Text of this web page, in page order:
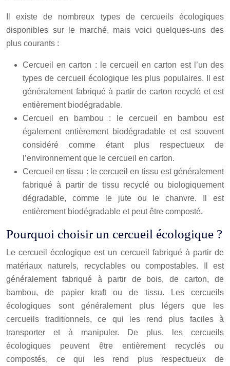
Il existe de nombreux types de cercueils écologiques
disponibles sur le marché, mais voici quelques-uns des
plus courants :
Cercueil en carton : le cercueil en carton est l’un des
types de cercueil écologique les plus populaires. Il est
généralement fabriqué à partir de carton recyclé et est
entièrement biodégradable.
Cercueil en bambou : le cercueil en bambou est
également entièrement biodégradable et est souvent
considéré comme étant plus respectueux de
l’environnement que le cercueil en carton.
Cercueil en tissu : le cercueil en tissu est généralement
fabriqué à partir de tissu recyclé ou biologiquement
dégradable, comme le jute ou le chanvre. Il est
entièrement biodégradable et peut être composté.
Pourquoi choisir un cercueil écologique ?
Le cercueil écologique est un cercueil fabriqué à partir de
matériaux naturels, recyclables ou compostables. Il est
généralement fabriqué à partir de bois, de carton, de
bambou, de papier kraft ou de tissu. Les cercueils
écologiques sont généralement plus légers que les
cercueils traditionnels, ce qui les rend plus faciles à
transporter et à manipuler. De plus, les cercueils
écologiques peuvent être entièrement recyclés ou
compostés, ce qui les rend plus respectueux de